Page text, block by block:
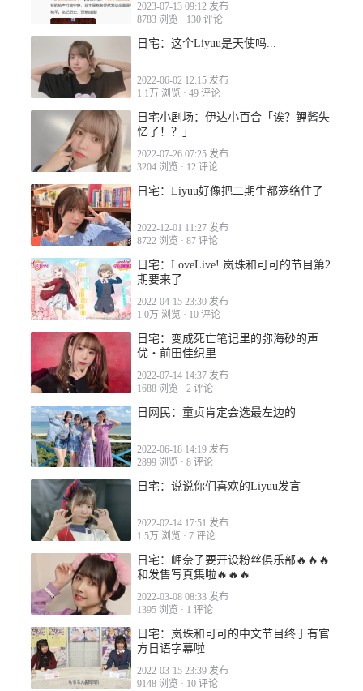
2022-12-22 12:46
2023-07-13 09:12 发布
8783 浏览 · 130 评论
日宅：这个Liyuu是天使吗...
2022-06-02 12:15 发布
1.1万 浏览 · 49 评论
日宅小剧场：伊达小百合「诶？鲤酱失
忆了！？」
2022-07-26 07:25 发布
3204 浏览 · 12 评论
日宅：Liyuu好像把二期生都笼络住了
2022-12-01 11:27 发布
8722 浏览 · 87 评论
日宅：LoveLive! 岚珠和可可的节目第2
期要来了
2022-04-15 23:30 发布
1.0万 浏览 · 10 评论
日宅：变成死亡笔记里的弥海砂的声
优・前田佳织里
2022-07-14 14:37 发布
1688 浏览 · 2 评论
日网民：童贞肯定会选最左边的
2022-06-18 14:19 发布
2899 浏览 · 8 评论
日宅：说说你们喜欢的Liyuu发言
2022-02-14 17:51 发布
1.5万 浏览 · 7 评论
日宅：岬奈子要开设粉丝俱乐部🔥🔥🔥
和发售写真集啦🔥🔥🔥
2022-03-08 08:33 发布
1395 浏览 · 1 评论
日宅：岚珠和可可的中文节目终于有官
方日语字幕啦
2022-03-15 23:39 发布
9148 浏览 · 10 评论